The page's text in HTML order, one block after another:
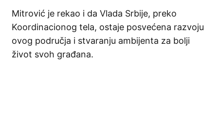
Mitrović je rekao i da Vlada Srbije, preko
Koordinacionog tela, ostaje posvećena razvoju
ovog područja i stvaranju ambijenta za bolji
život svoh građana.